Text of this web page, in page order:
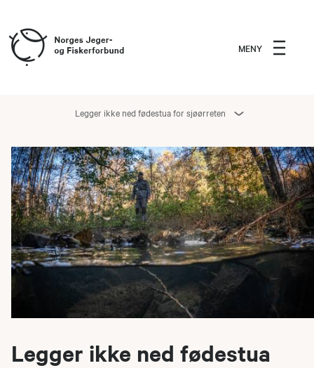
MENY
Legger ikke ned fødestua for sjøørreten
Legger ikke ned fødestua